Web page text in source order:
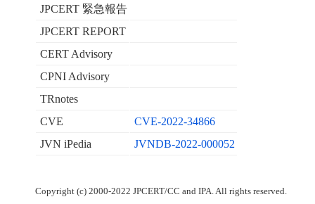
JPCERT 緊急報告
JPCERT REPORT
CERT Advisory
CPNI Advisory
TRnotes
CVE
CVE-2022-34866
JVN iPedia
JVNDB-2022-000052
Copyright (c) 2000-2022 JPCERT/CC and IPA. All rights reserved.